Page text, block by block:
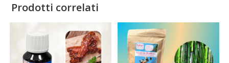
Prodotti correlati